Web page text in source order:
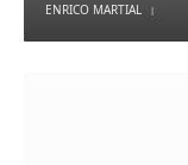
ENRICO MARTIAL